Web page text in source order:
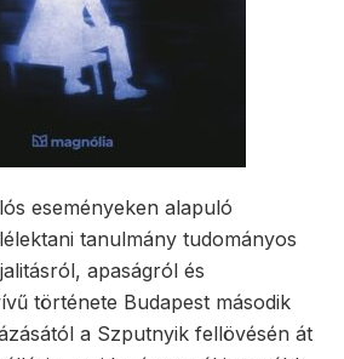
eseményeken alapuló
tanulmány tudományos
apaságról és
története Budapest második
a Szputnyik fellövésén át